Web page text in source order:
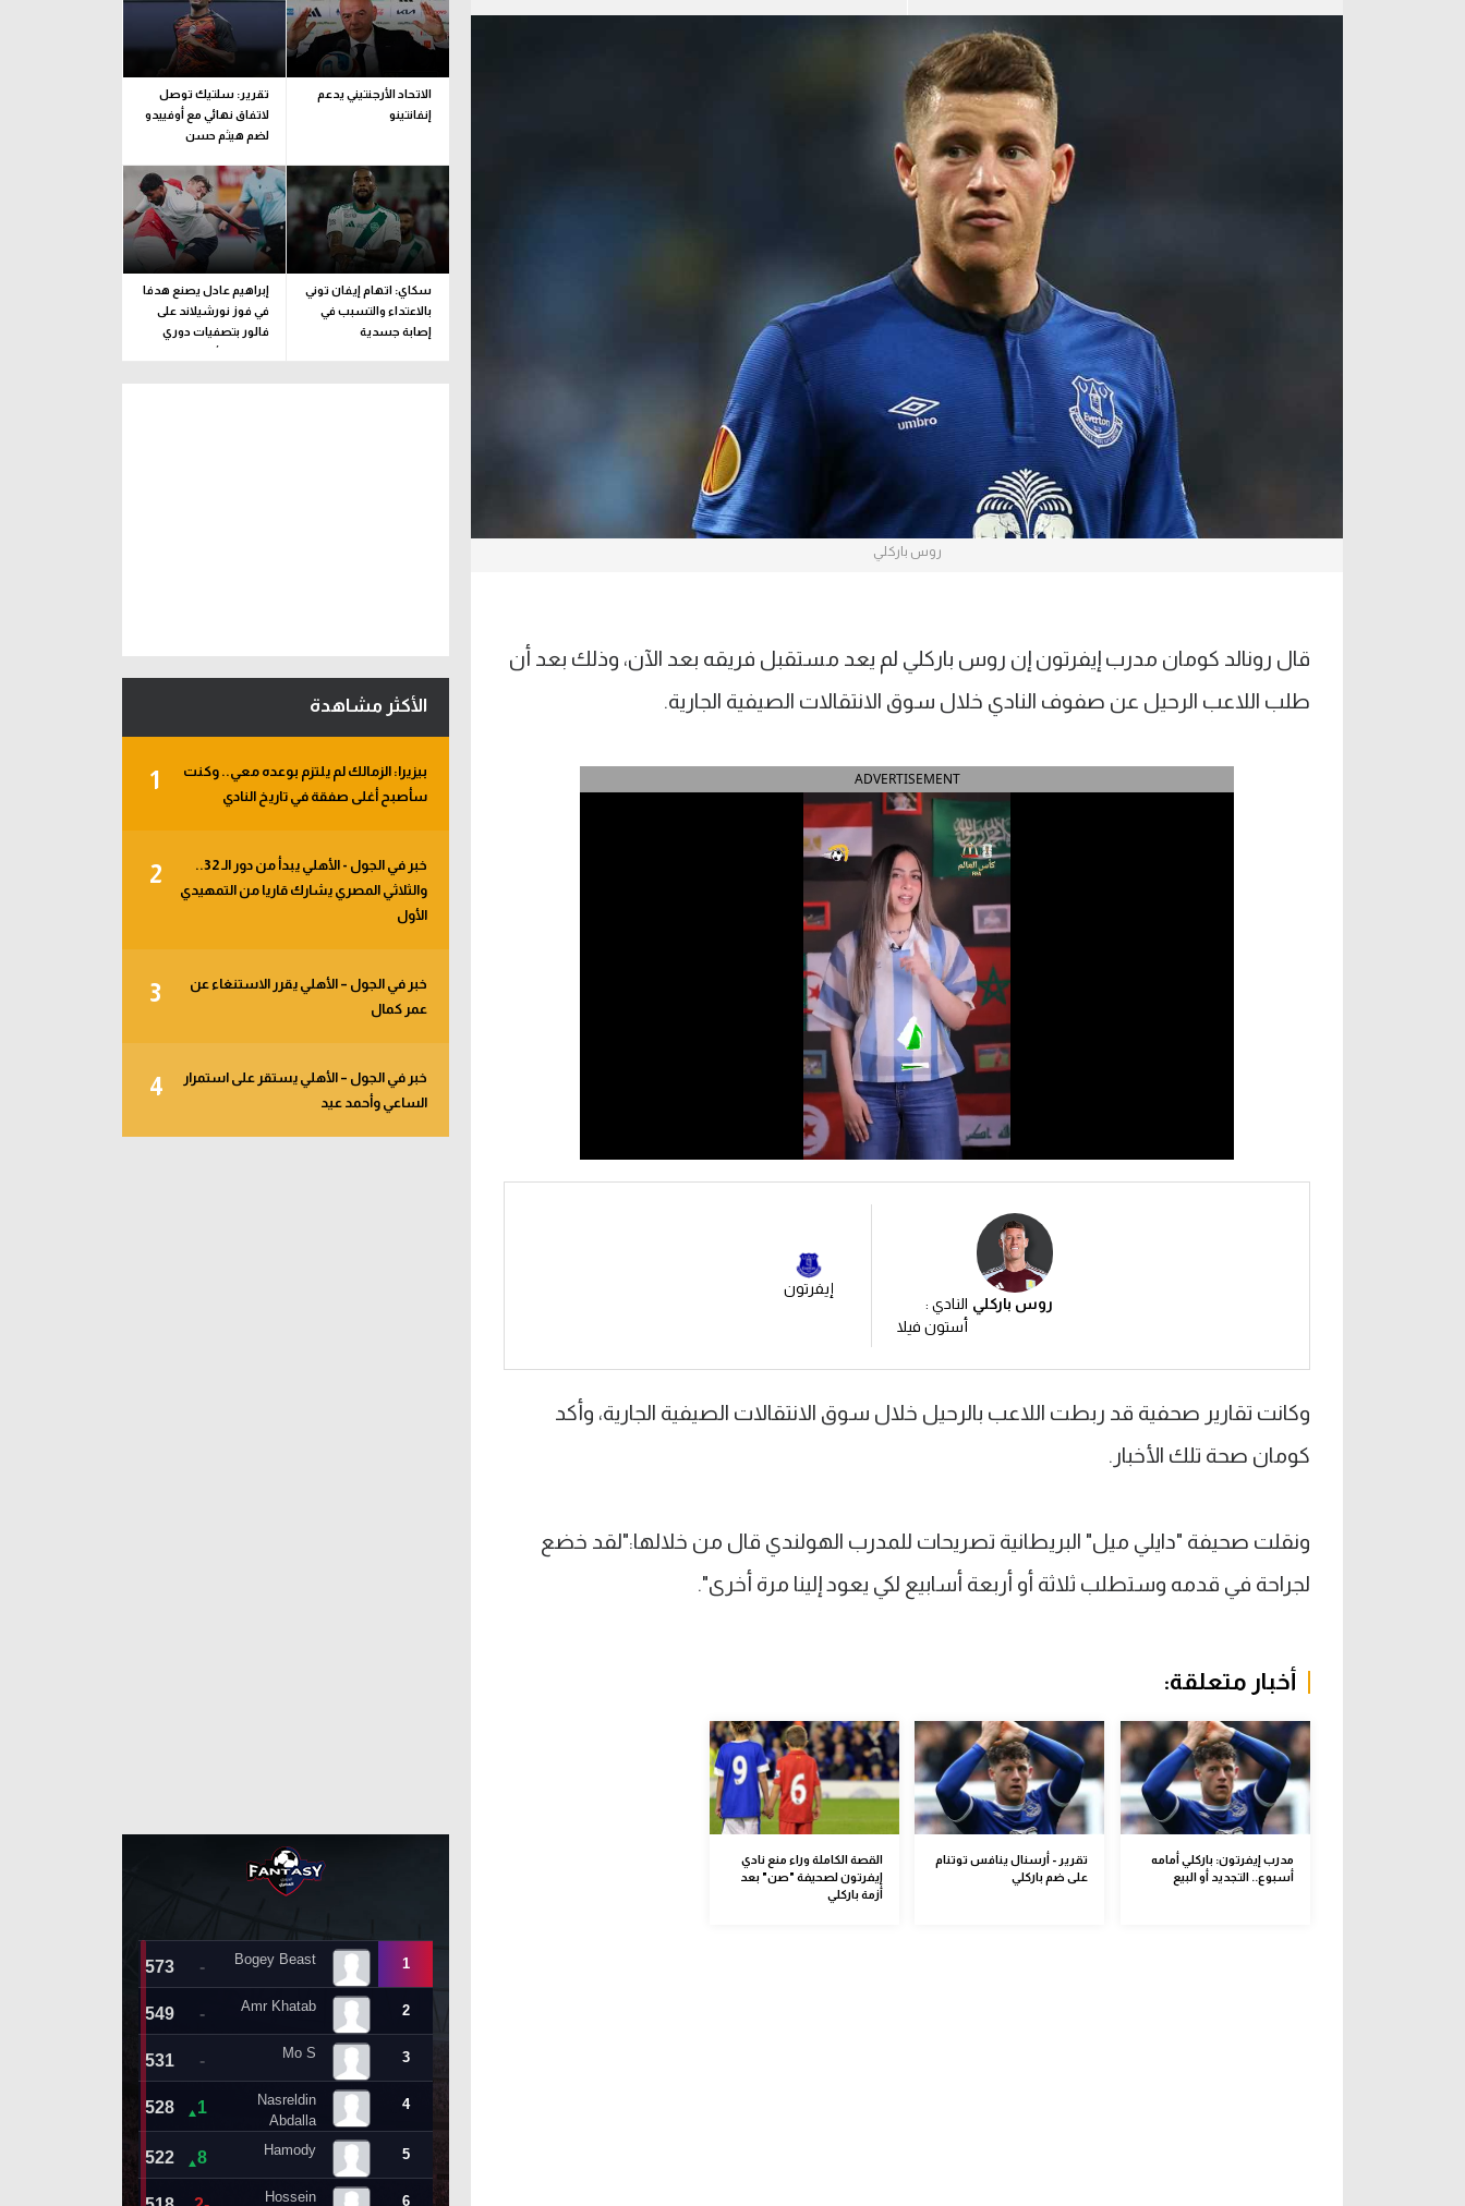
الدوري السعودي للمحترفين
دوري أبطال أوروبا
دوري أبطال إفريقيا
كل البطولات
آسيا
روس باركلي
قال رونالد كومان مدرب إيفرتون إن روس باركلي لم يعد مستقبل فريقه بعد الآن، وذلك بعد أن
طلب اللاعب الرحيل عن صفوف النادي خلال سوق الانتقالات الصيفية الجارية.
ADVERTISEMENT
روس باركلي النادي :
أستون فيلا
إيفرتون
وكانت تقارير صحفية قد ربطت اللاعب بالرحيل خلال سوق الانتقالات الصيفية الجارية، وأكد
كومان صحة تلك الأخبار.
ونقلت صحيفة "دايلي ميل" البريطانية تصريحات للمدرب الهولندي قال من خلالها:"لقد خضع
لجراحة في قدمه وستطلب ثلاثة أو أربعة أسابيع لكي يعود إلينا مرة أخرى".
أخبار متعلقة:
مدرب إيفرتون: باركلي أمامه
أسبوع.. التجديد أو البيع
تقرير - أرسنال ينافس توتنام
على ضم باركلي
القصة الكاملة وراء منع نادي
إيفرتون لصحيفة "صن" بعد
أزمة باركلي
الاتحاد الأرجنتيني يدعم
إنفانتينو
تقرير: سلتيك توصل
لاتفاق نهائي مع أوفييدو
لضم هيثم حسن
سكاي: اتهام إيفان توني
بالاعتداء والتسبب في
إصابة جسدية
إبراهيم عادل يصنع هدفا
في فوز نورشيلاند على
فالور بتصفيات دوري
المؤتمر الأوروبي
الأكثر مشاهدة
1
بيزيرا: الزمالك لم يلتزم بوعده معي.. وكنت
سأصبح أغلى صفقة في تاريخ النادي
2
خبر في الجول - الأهلي يبدأ من دور الـ 32..
والثلاثي المصري يشارك قاريا من التمهيدي
الأول
3
خبر في الجول – الأهلي يقرر الاستنغاء عن
عمر كمال
4
خبر في الجول – الأهلي يستقر على استمرار
الساعي وأحمد عيد